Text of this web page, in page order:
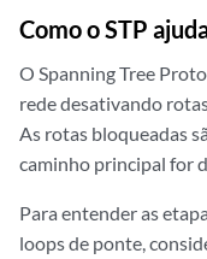
Como o STP
O Spanning Tree
rede desativando
As rotas bloqueadas
caminho principal for
Para entender as
loops de ponte,